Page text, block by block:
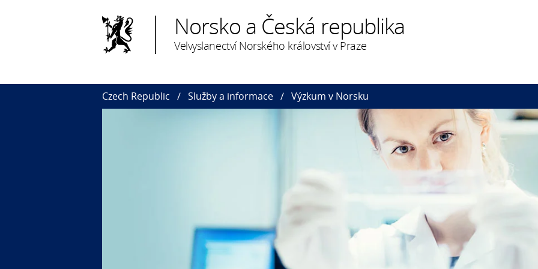
Norsko a Česká republika
Velvyslanectví Norského království v Praze
Czech Republic Služby a informace Výzkum v Norsku